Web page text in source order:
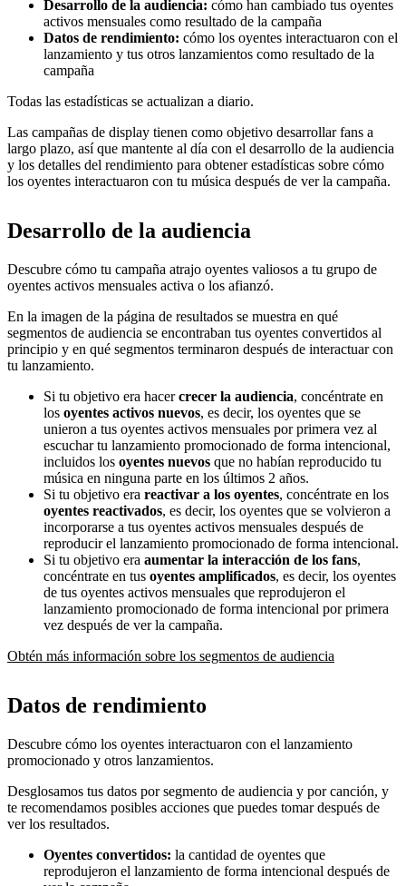
Desarrollo de la audiencia: cómo han cambiado tus oyentes
activos mensuales como resultado de la campaña
Datos de rendimiento: cómo los oyentes interactuaron con el
lanzamiento y tus otros lanzamientos como resultado de la
campaña
Todas las estadísticas se actualizan a diario.
Las campañas de display tienen como objetivo desarrollar fans a
largo plazo, así que mantente al día con el desarrollo de la audiencia
y los detalles del rendimiento para obtener estadísticas sobre cómo
los oyentes interactuaron con tu música después de ver la campaña.
Desarrollo de la audiencia
Descubre cómo tu campaña atrajo oyentes valiosos a tu grupo de
oyentes activos mensuales activa o los afianzó.
En la imagen de la página de resultados se muestra en qué
segmentos de audiencia se encontraban tus oyentes convertidos al
principio y en qué segmentos terminaron después de interactuar con
tu lanzamiento.
Si tu objetivo era hacercrecer la audiencia, concéntrate en
los oyentes activos nuevos, es decir, los oyentes que se
unieron a tus oyentes activos mensuales por primera vez al
escuchar tu lanzamiento promocionado de forma intencional,
incluidos los oyentes nuevos que no habían reproducido tu
música en ninguna parte en los últimos 2 años.
Si tu objetivo era reactivar a los oyentes, concéntrate en los
oyentes reactivados, es decir, los oyentes que se volvieron a
incorporarse a tus oyentes activos mensuales después de
reproducir el lanzamiento promocionado de forma intencional.
Si tu objetivo era aumentar la interacción de los fans,
concéntrate en tus oyentes amplificados, es decir, los oyentes
de tus oyentes activos mensuales que reprodujeron el
lanzamiento promocionado de forma intencional por primera
vez después de ver la campaña.
Obtén más información sobre los segmentos de audiencia
Datos de rendimiento
Descubre cómo los oyentes interactuaron con el lanzamiento
promocionado y otros lanzamientos.
Desglosamos tus datos por segmento de audiencia y por canción, y
te recomendamos posibles acciones que puedes tomar después de
ver los resultados.
Oyentes convertidos: la cantidad de oyentes que
reprodujeron el lanzamiento de forma intencional después de